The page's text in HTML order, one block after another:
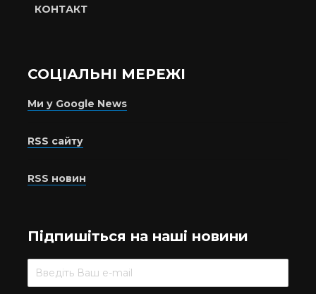
КОНТАКТ
СОЦІАЛЬНІ МЕРЕЖІ
Ми у Google News
RSS сайту
RSS новин
Підпишіться на наші новини